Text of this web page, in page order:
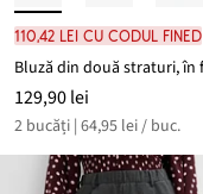
110,42 lei cu codul FINED
129,90 lei
2 bucăți | 64,95 lei / buc.